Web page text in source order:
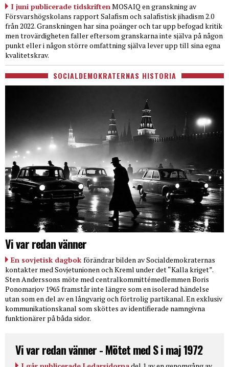
I juni publicerade tidskriften MOSAIQ en granskning av
Försvarshögskolans rapport Salafism och salafistisk jihadism 2.0
från 2022. Granskningen har sina poänger och tar upp befogad kritik
men trovärdigheten faller eftersom granskarna inte själva på någon
punkt eller i någon större omfattning själva lever upp till sina egna
kvalitetskrav.
SOCIALDEMOKRATERNAS HISTORIA
Vi var redan vänner
En sovjetisk dagbok förändrar bilden av Socialdemokraternas
kontakter med Sovjetunionen och Kreml under det “Kalla kriget”.
Sten Anderssons möte med centralkommittémedlemmen Boris
Ponomarjov 1965 framstår inte längre som en isolerad händelse
utan som en del av en långvarig och förtrolig partikanal. En exklusiv
kommunikationskanal som sköttes av identifierade namngivna
funktionärer på båda sidor.
Vi var redan vänner - Mötet med S i maj 1972